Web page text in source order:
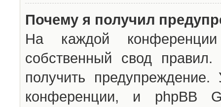
Почему я получил
На каждой конференции
собственный свод
получить
конференции, и phpBB